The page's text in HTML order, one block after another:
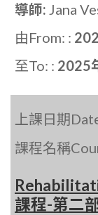
導師: Jana
由From: :
至To: : 2025
上課日期
課程名稱
課程-第二